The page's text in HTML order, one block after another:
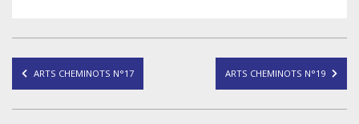
Navigation
de
l’article
ARTS CHEMINOTS N°17 ARTS CHEMINOTS N°19